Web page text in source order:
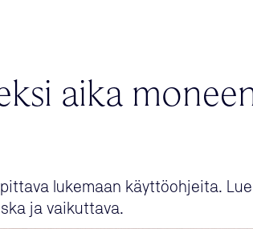
aika
lukemaan käyttöohjeita.
ja vaikuttava.